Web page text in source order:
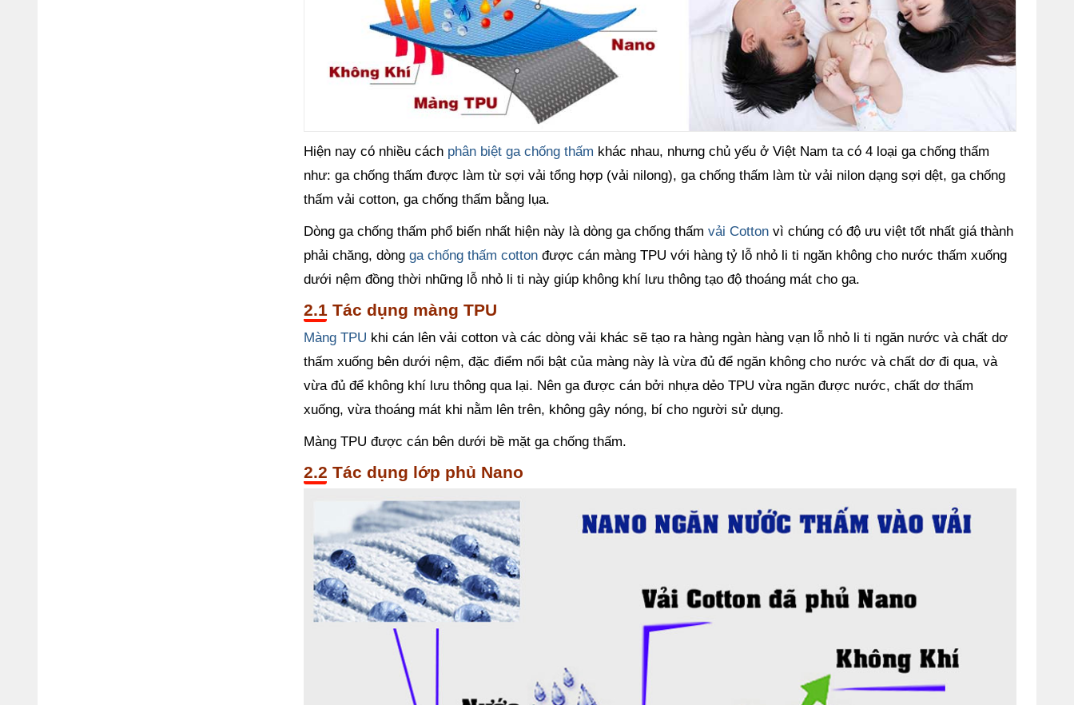
Hiện nay có nhiều cách phân biệt ga chống thấm khác nhau, nhưng chủ yếu ở Việt Nam ta có 4 loại ga chống thấm
như: ga chống thấm được làm từ sợi vải tổng hợp (vải nilong), ga chống thấm làm từ vải nilon dạng sợi dệt, ga chống
thấm vải cotton, ga chống thấm bằng lụa.
Dòng ga chống thấm phổ biến nhất hiện này là dòng ga chống thấm vải Cottonvì chúng có độ ưu việt tốt nhất giá thành
phải chăng, dòng ga chống thấm cottonđược cán màng TPU với hàng tỷ lỗ nhỏ li ti ngăn không cho nước thấm xuống
dưới nệm đồng thời những lỗ nhỏ li ti này giúp không khí lưu thông tạo độ thoáng mát cho ga.
Tác dụng màng TPU
Màng TPU khi cán lên vải cotton và các dòng vải khác sẽ tạo ra hàng ngàn hàng vạn lỗ nhỏ li ti ngăn nước và chất dơ
thấm xuống bên dưới nệm, đặc điểm nổi bật của màng này là vừa đủ để ngăn không cho nước và chất dơ đi qua, và
vừa đủ để không khí lưu thông qua lại. Nên ga được cán bởi nhựa dẻo TPU vừa ngăn được nước, chất dơ thấm
xuống, vừa thoáng mát khi nằm lên trên, không gây nóng, bí cho người sử dụng.
Màng TPU được cán bên dưới bề mặt ga chống thấm.
Tác dụng lớp phủ Nano